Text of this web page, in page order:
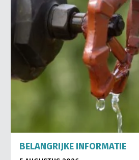
BELANGRIJKE INFORMATIE